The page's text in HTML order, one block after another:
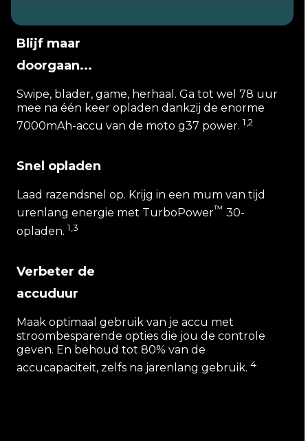
Blijf maar
doorgaan...
Swipe, blader, game, herhaal. Ga tot wel 78 uur
mee na één keer opladen dankzij de enorme
7000mAh-accu van de moto g37 power. 1,2
Snel opladen
Laad razendsnel op. Krijg in een mum van tijd
urenlang energie met TurboPower™ 30-
opladen. 1,3
Verbeter de
accuduur
Maak optimaal gebruik van je accu met
stroombesparende opties die jou de controle
geven. En behoud tot 80% van de
accucapaciteit, zelfs na jarenlang gebruik. 4